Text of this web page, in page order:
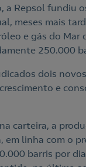
a Repsol fundiu
meses mais
e gás do
250.000
dois
e
carteira, a
linha com o
barris por